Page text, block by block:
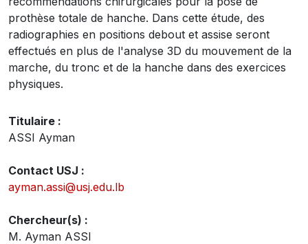
prothèse totale de hanche. Dans cette étude, des
radiographies en positions debout et assise seront
effectués en plus de l'analyse 3D du mouvement de la
marche, du tronc et de la hanche dans des exercices
physiques.
Titulaire :
ASSI Ayman
Contact USJ :
ayman.assi@usj.edu.lb
Chercheur(s) :
M. Ayman ASSI